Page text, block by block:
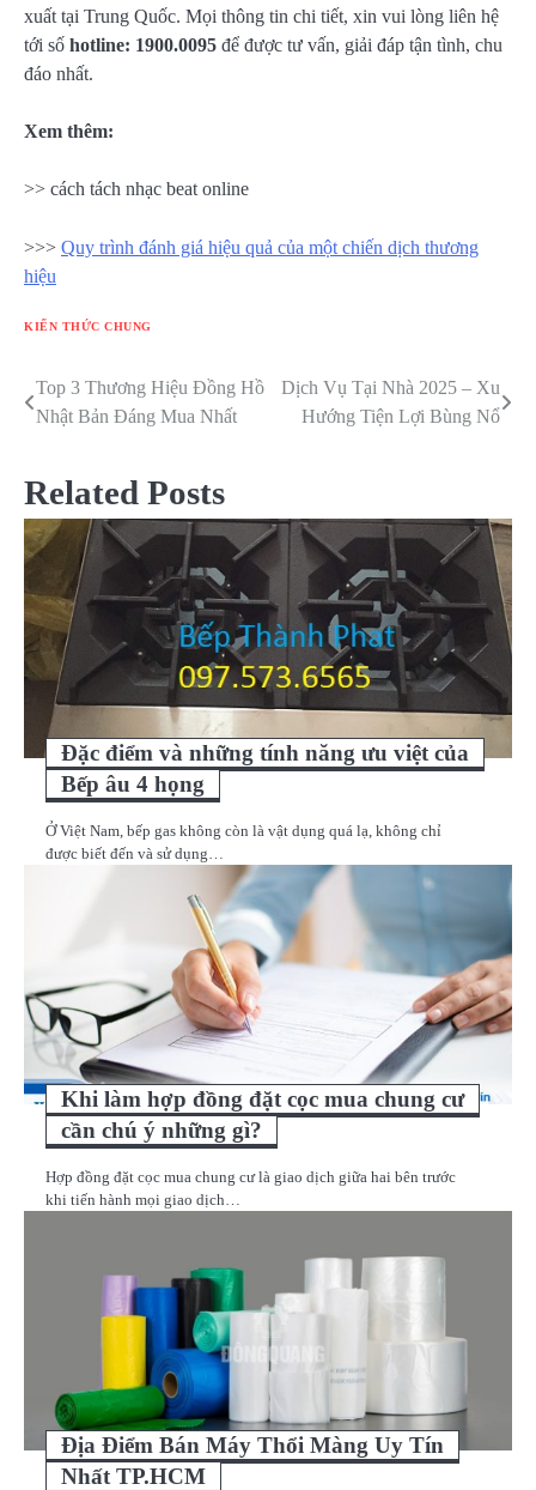
xuất tại Trung Quốc. Mọi thông tin chi tiết, xin vui lòng liên hệ
tới số hotline: 1900.0095 để được tư vấn, giải đáp tận tình, chu
đáo nhất.
Xem thêm:
>> cách tách nhạc beat online
>>> Quy trình đánh giá hiệu quả của một chiến dịch thương
hiệu
KIẾN THỨC CHUNG
Điều
hướng
bài
viết
Top 3 Thương Hiệu Đồng Hồ
Nhật Bản Đáng Mua Nhất
Dịch Vụ Tại Nhà 2025 – Xu
Hướng Tiện Lợi Bùng Nổ
Related Posts
Đặc điểm và những tính năng ưu việt của
Bếp âu 4 họng
Ở Việt Nam, bếp gas không còn là vật dụng quá lạ, không chỉ
được biết đến và sử dụng…
Khi làm hợp đồng đặt cọc mua chung cư
cần chú ý những gì?
Hợp đồng đặt cọc mua chung cư là giao dịch giữa hai bên trước
khi tiến hành mọi giao dịch…
Địa Điểm Bán Máy Thổi Màng Uy Tín
Nhất TP.HCM